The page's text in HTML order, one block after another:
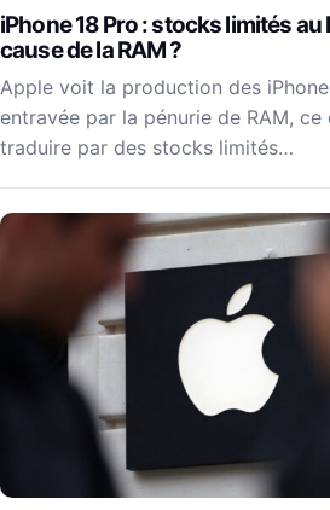
iPhone 18 Pro : stocks limités
cause de la RAM ?
Apple voit la production des
entravée par la pénurie de RAM,
traduire par des stocks limités…